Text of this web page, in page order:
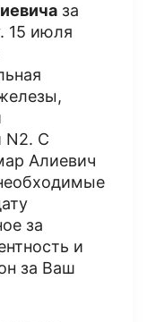
за
15 июля
N2. С
Алиевич
за
и
за Ваш